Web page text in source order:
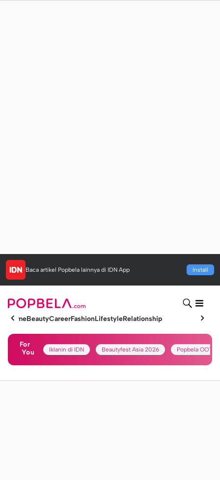
Baca artikel Popbela lainnya di IDN App Install
HomeBeautyCareerFashionLifestyleRelationship
For
You
Iklanin di IDN Beautyfest Asia 2026 Popbela OOTD